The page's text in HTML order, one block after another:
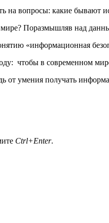
на вопросы: какие бывают
Поразмышляв над
«информационная
чтобы в современном
от умения получать
Ctrl+Enter.